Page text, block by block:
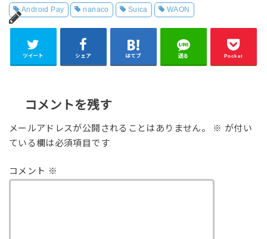
Android Pay nanaco Suica WAON
ツイート シェア はてブ 送る Pocket
コメントを残す
メールアドレスが公開されることはありません。 ※ が付い
ている欄は必須項目です
コメント ※